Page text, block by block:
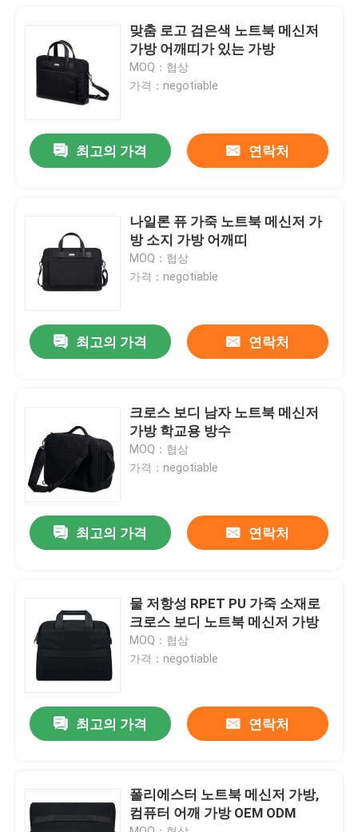
비디오
우리 에 관한 것
품질 관리
인용 을 요청 하십시오
노트북 가방
엄무용 노트북 가방
맞춤 로고 검은색 노트북 메신저
가방 어깨띠가 있는 가방
MOQ：협상
가격：negotiable
최고의 가격 연락처
나일론 퓨 가죽 노트북 메신저 가
방 소지 가방 어깨띠
MOQ：협상
가격：negotiable
최고의 가격 연락처
크로스 보디 남자 노트북 메신저
가방 학교용 방수
MOQ：협상
가격：negotiable
최고의 가격 연락처
물 저항성 RPET PU 가죽 소재로
크로스 보디 노트북 메신저 가방
MOQ：협상
가격：negotiable
최고의 가격 연락처
폴리에스터 노트북 메신저 가방,
컴퓨터 어깨 가방 OEM ODM